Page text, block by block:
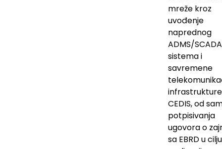
mreže kroz
uvođenje
naprednog
ADMS/SCADA
sistema i
savremene
CEDIS, od
potpisivanja
ugovora o
sa EBRD u cilju